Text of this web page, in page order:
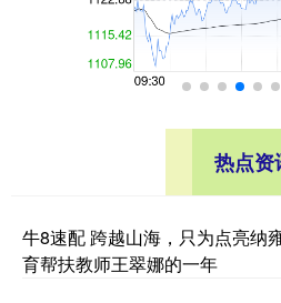
热点资
牛8速配 跨越山海，只为点亮
育帮扶教师王翠娜的一年